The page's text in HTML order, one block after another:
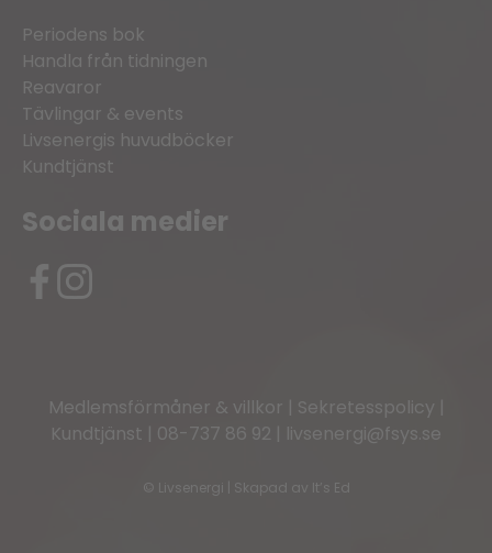
Periodens bok
Handla från tidningen
Reavaror
Tävlingar & events
Livsenergis huvudböcker
Kundtjänst
Sociala medier
Medlemsförmåner & villkor | Sekretesspolicy |
Kundtjänst | 08-737 86 92 | livsenergi@fsys.se
© Livsenergi | Skapad av It’s Ed